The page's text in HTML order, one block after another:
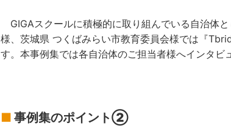
GIGAスクールに積極的に取り組んでいる自治体
様、茨城県 つくばみらい市教育委員会様では『
す。本事例集では各自治体のご担当者様へインタビ
■ 事例集のポイント②